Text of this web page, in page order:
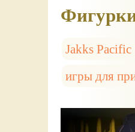
Jakks Pacific
игры для